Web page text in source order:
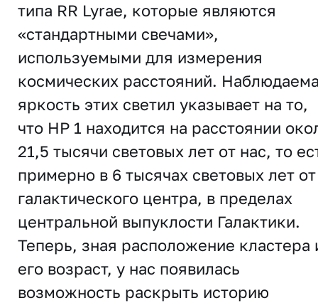
типа RR Lyrae, которые являются
«стандартными свечами»,
используемыми для измерения
космических расстояний.
яркость этих светил указывает на то,
что HP 1 находится на расстоянии
21,5 тысячи световых лет от нас, то
примерно в 6 тысячах световых лет от
галактического центра, в пределах
центральной выпуклости Галактики.
Теперь, зная расположение кластера
его возраст, у нас появилась
возможность раскрыть историю